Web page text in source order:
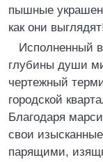
пышные
как они
Исполненный
глубины души
чертежный
городской
Благодаря
свои
парящими,